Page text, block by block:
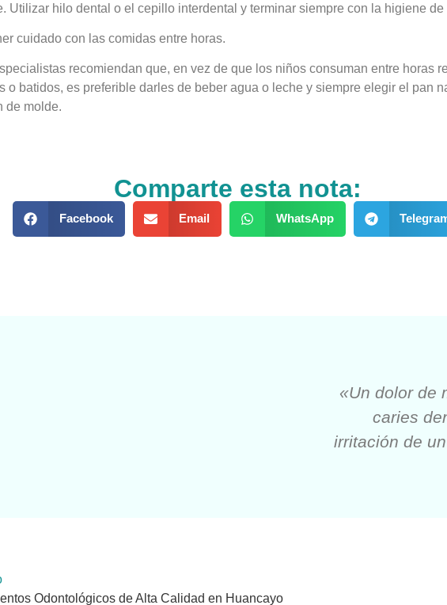
Utilizar hilo dental o el cepillo interdental y terminar siempre con la higiene de
cuidado con las comidas entre horas.
recomiendan que, en vez de que los niños consuman entre horas
o batidos, es preferible darles de beber agua o leche y siempre elegir el pan
de molde.
Comparte esta nota:
Facebook Email WhatsApp
«Un dolor de
caries
irritación de
Odontológicos de Alta Calidad en Huancayo